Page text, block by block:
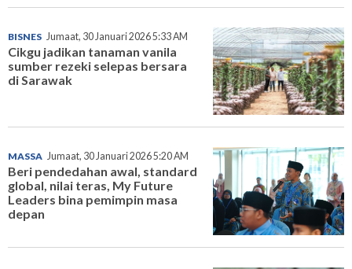
BISNES Jumaat, 30 Januari 2026 5:33 AM
Cikgu jadikan tanaman vanila
sumber rezeki selepas bersara
di Sarawak
MASSA Jumaat, 30 Januari 2026 5:20 AM
Beri pendedahan awal, standard
global, nilai teras, My Future
Leaders bina pemimpin masa
depan